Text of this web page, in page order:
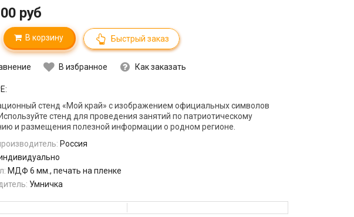
руб
В корзину Быстрый заказ
В избранное Как заказать
стенд «Мой край» с изображением официальных символов
стенд для проведения занятий по патриотическому
и размещения полезной информации о родном регионе.
Россия
МДФ 6 мм., печать на пленке
Умничка